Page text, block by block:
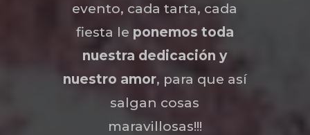
evento, cada tarta, cada
fiesta le ponemos toda
nuestra dedicación y
nuestro amor, para que así
salgan cosas
maravillosas!!!